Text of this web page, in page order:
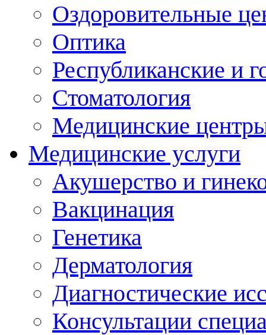
Оздоровительные
Оптика
Республиканские и
Стоматология
Медицинские
Медицинские услуги
Акушерство и
Вакцинация
Генетика
Дерматология
Диагностические
Консультации